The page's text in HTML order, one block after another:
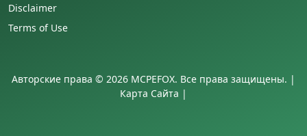
Disclaimer
Terms of Use
Авторские права © 2026 MCPEFOX. Все права защищены. |
Карта Сайта |